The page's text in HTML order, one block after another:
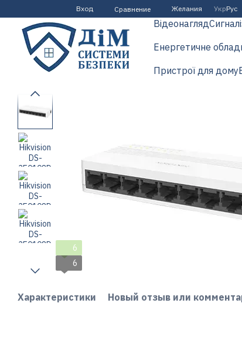
Перейти к основному контенту
Вход Сравнение Желания УкрРус
Відеонагляд
Енергетичне
Пристрої для дому
6
6
Характеристики Новый отзыв или